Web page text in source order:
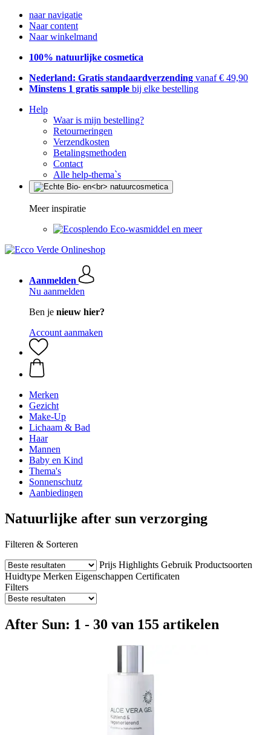
naar navigatie
Naar content
Naar winkelmand
100% natuurlijke cosmetica
Nederland: Gratis standaardverzending vanaf € 49,90
Minstens 1 gratis sample bij elke bestelling
Help
Waar is mijn bestelling?
Retourneringen
Verzendkosten
Betalingsmethoden
Contact
Alle help-thema`s
Meer inspiratie
Eco-wasmiddel en meer
Aanmelden
Nu aanmelden
Ben je nieuw hier?
Account aanmaken
Merken
Gezicht
Make-Up
Lichaam & Bad
Haar
Mannen
Baby en Kind
Thema's
Sonnenschutz
Aanbiedingen
Natuurlijke after sun verzorging
Filteren & Sorteren
Prijs Highlights Gebruik Productsoorten
Huidtype Merken Eigenschappen Certificaten
Filters
After Sun: 1 - 30 van 155 artikelen